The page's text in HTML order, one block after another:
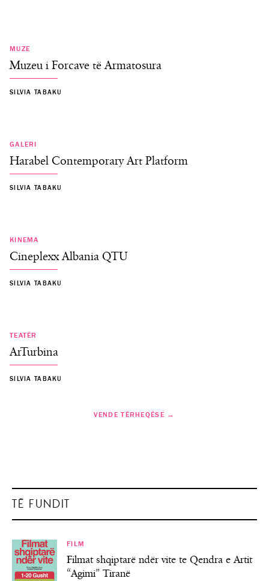
MUZE
Muzeu i Forcave të Armatosura
SILVIA TABAKU
GALERI
Harabel Contemporary Art Platform
SILVIA TABAKU
KINEMA
Cineplexx Albania QTU
SILVIA TABAKU
TEATËR
ArTurbina
SILVIA TABAKU
VENDE TËRHEQËSE →
TË FUNDIT
FILM
Filmat shqiptarë ndër vite te Qendra e Artit
“Agimi” Tiranë